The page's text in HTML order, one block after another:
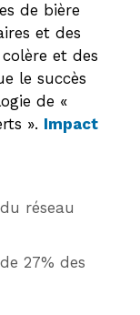
de bière
et des
et des
le succès
de «
». Impact
réseau
27% des